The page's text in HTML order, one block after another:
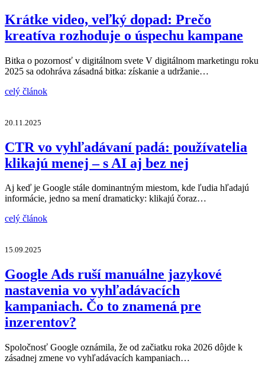
Krátke video, veľký dopad: Prečo
kreatíva rozhoduje o úspechu kampane
Bitka o pozornosť v digitálnom svete V digitálnom marketingu roku
2025 sa odohráva zásadná bitka: získanie a udržanie…
celý článok
20.11.2025
CTR vo vyhľadávaní padá: používatelia
klikajú menej – s AI aj bez nej
Aj keď je Google stále dominantným miestom, kde ľudia hľadajú
informácie, jedno sa mení dramaticky: klikajú čoraz…
celý článok
15.09.2025
Google Ads ruší manuálne jazykové
nastavenia vo vyhľadávacích
kampaniach. Čo to znamená pre
inzerentov?
Spoločnosť Google oznámila, že od začiatku roka 2026 dôjde k
zásadnej zmene vo vyhľadávacích kampaniach…